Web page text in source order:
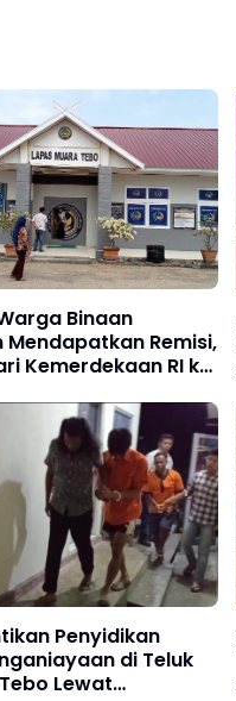
Binaan
Mendapatkan Remisi,
Kemerdekaan RI ke
Penyidikan
di Teluk
Lewat